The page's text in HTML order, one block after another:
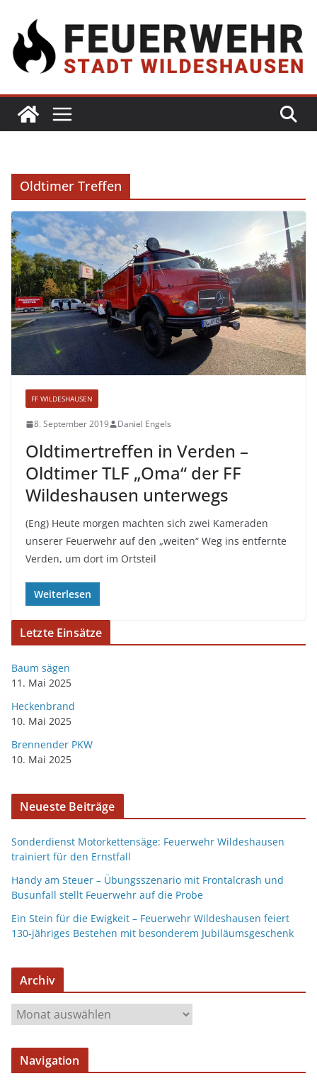
Oldtimer Treffen
FF WILDESHAUSEN
8. September 2019 Daniel Engels
Oldtimertreffen in Verden –
Oldtimer TLF „Oma“ der FF
Wildeshausen unterwegs
(Eng) Heute morgen machten sich zwei Kameraden
unserer Feuerwehr auf den „weiten“ Weg ins entfernte
Verden, um dort im Ortsteil
Weiterlesen
Letzte Einsätze
Baum sägen
11. Mai 2025
Heckenbrand
10. Mai 2025
Brennender PKW
10. Mai 2025
Neueste Beiträge
Sonderdienst Motorkettensäge: Feuerwehr Wildeshausen
trainiert für den Ernstfall
Handy am Steuer – Übungsszenario mit Frontalcrash und
Busunfall stellt Feuerwehr auf die Probe
Ein Stein für die Ewigkeit – Feuerwehr Wildeshausen feiert
130-jähriges Bestehen mit besonderem Jubiläumsgeschenk
Archiv
Navigation